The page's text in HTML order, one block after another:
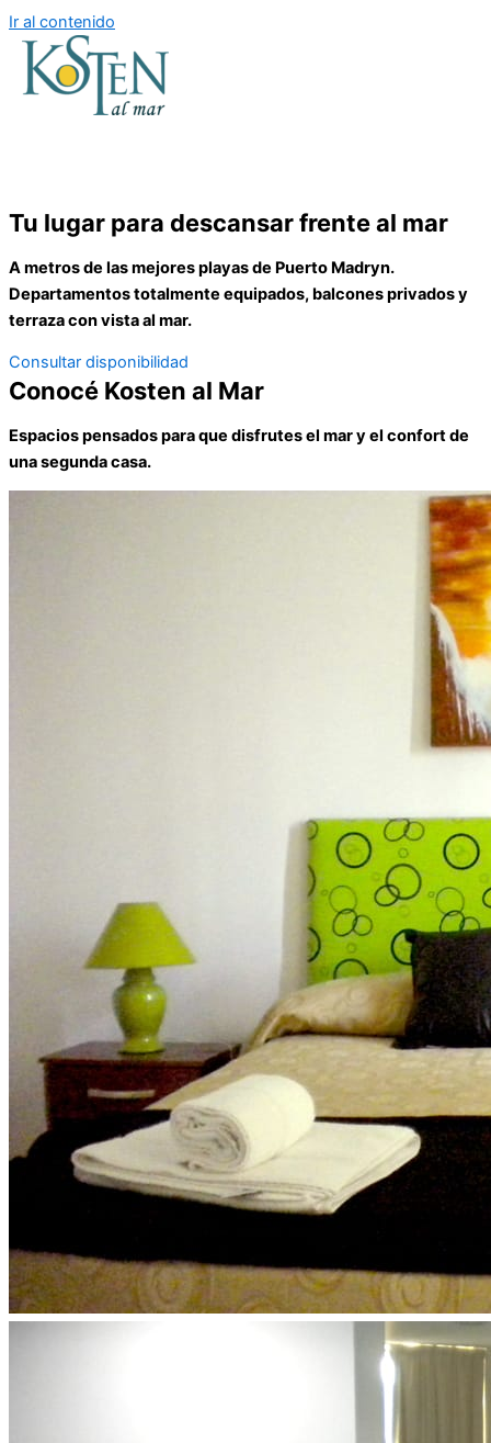
Ir al contenido
Tu lugar para descansar frente al mar
A metros de las mejores playas de Puerto Madryn.
Departamentos totalmente equipados, balcones privados y
terraza con vista al mar.
Consultar disponibilidad
Conocé Kosten al Mar
Espacios pensados para que disfrutes el mar y el confort de
una segunda casa.